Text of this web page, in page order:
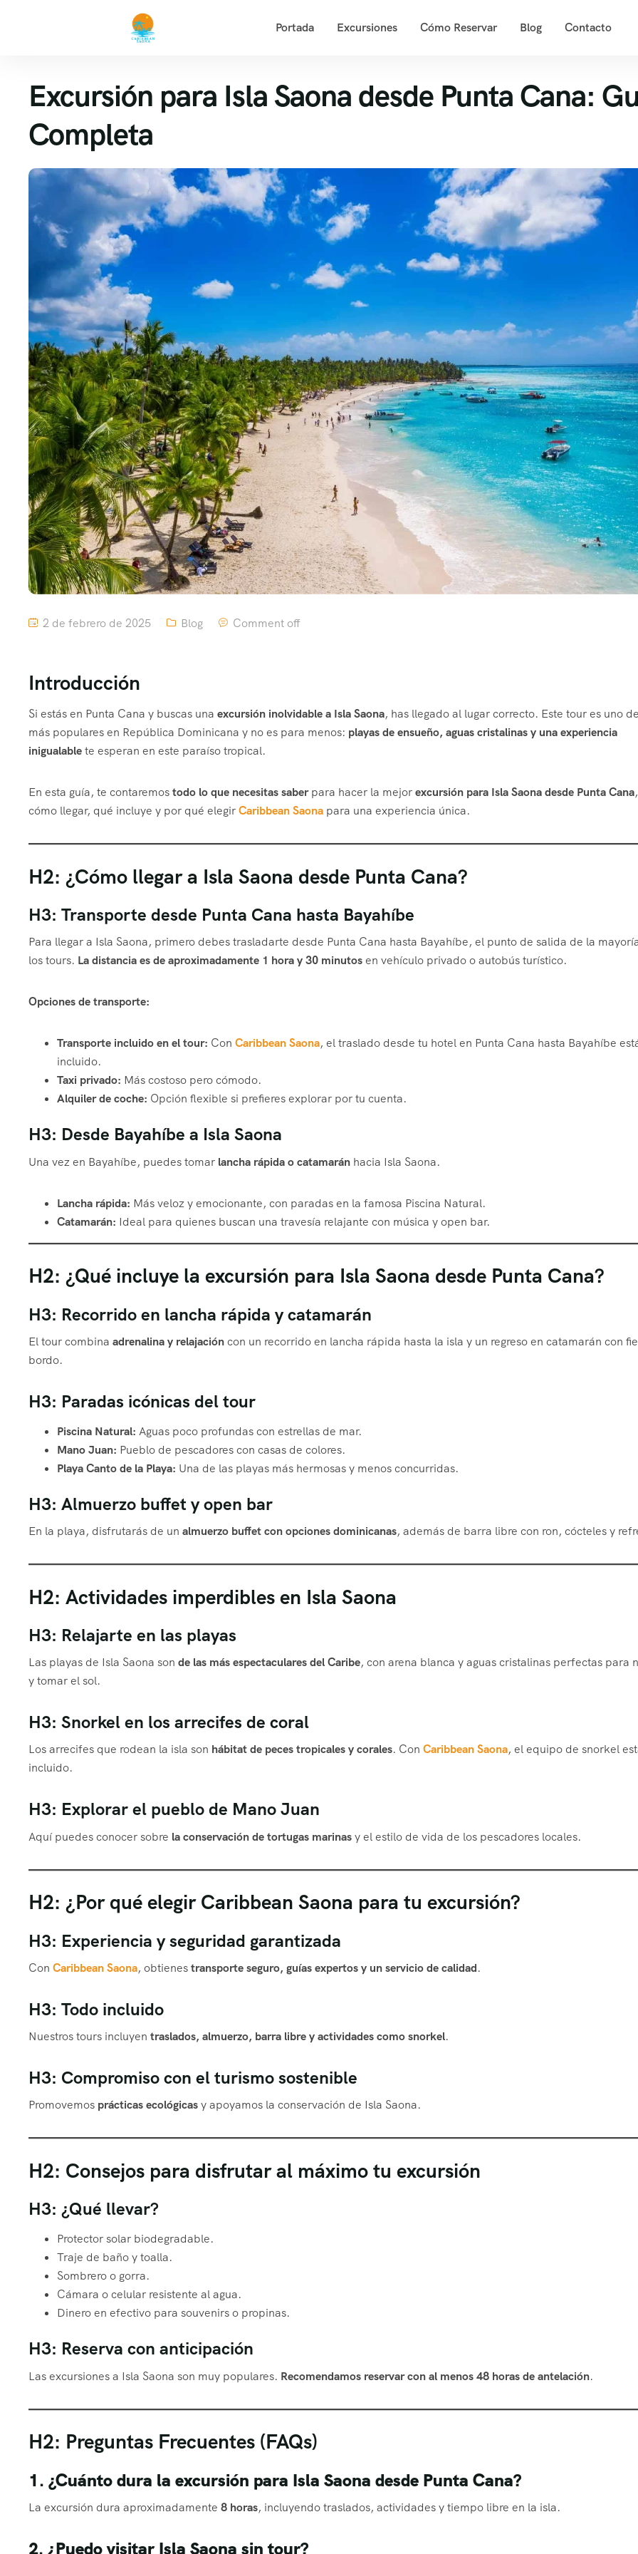
Portada Excursiones Cómo Reservar Blog Contacto
Excursión para Isla Saona desde Punta Cana:
Completa
2 de febrero de 2025 Blog Comment off
Introducción
Si estás en Punta Cana y buscas una excursión inolvidable a Isla Saona, has llegado al lugar correcto. Este tour es uno
más populares en República Dominicana y no es para menos: playas de ensueño, aguas cristalinas y una experiencia
inigualablete esperan en este paraíso tropical.
En esta guía, te contaremostodo lo que necesitas saberpara hacer la mejorexcursión para Isla Saona desde Punta Cana,
cómo llegar, qué incluye y por qué elegirCaribbean Saona para una experiencia única.
H2: ¿Cómo llegar a Isla Saona desde Punta Cana?
H3: Transporte desde Punta Cana hasta Bayahíbe
Para llegar a Isla Saona, primero debes trasladarte desde Punta Cana hasta Bayahíbe, el punto de salida de la
los tours. La distancia es de aproximadamente 1 hora y 30 minutosen vehículo privado o autobús turístico.
Opciones de transporte:
Transporte incluido en el tour: Con Caribbean Saona, el traslado desde tu hotel en Punta Cana hasta Bayahíbe
incluido.
Taxi privado: Más costoso pero cómodo.
Alquiler de coche: Opción flexible si prefieres explorar por tu cuenta.
H3: Desde Bayahíbe a Isla Saona
Una vez en Bayahíbe, puedes tomar lancha rápida o catamarán hacia Isla Saona.
Lancha rápida: Más veloz y emocionante, con paradas en la famosa Piscina Natural.
Catamarán: Ideal para quienes buscan una travesía relajante con música y open bar.
H2: ¿Qué incluye la excursión para Isla Saona desde Punta Cana?
H3: Recorrido en lancha rápida y catamarán
El tour combina adrenalina y relajacióncon un recorrido en lancha rápida hasta la isla y un regreso en catamarán con
bordo.
H3: Paradas icónicas del tour
Piscina Natural: Aguas poco profundas con estrellas de mar.
Mano Juan: Pueblo de pescadores con casas de colores.
Playa Canto de la Playa: Una de las playas más hermosas y menos concurridas.
H3: Almuerzo buffet y open bar
En la playa, disfrutarás de un almuerzo buffet con opciones dominicanas, además de barra libre con ron, cócteles y
H2: Actividades imperdibles en Isla Saona
H3: Relajarte en las playas
Las playas de Isla Saona son de las más espectaculares del Caribe, con arena blanca y aguas cristalinas perfectas para
y tomar el sol.
H3: Snorkel en los arrecifes de coral
Los arrecifes que rodean la isla son hábitat de peces tropicales y corales. Con Caribbean Saona, el equipo de snorkel
incluido.
H3: Explorar el pueblo de Mano Juan
Aquí puedes conocer sobre la conservación de tortugas marinasy el estilo de vida de los pescadores locales.
H2: ¿Por qué elegir Caribbean Saona para tu excursión?
H3: Experiencia y seguridad garantizada
Con Caribbean Saona, obtienestransporte seguro, guías expertos y un servicio de calidad.
H3: Todo incluido
Nuestros tours incluyen traslados, almuerzo, barra libre y actividades como snorkel.
H3: Compromiso con el turismo sostenible
Promovemos prácticas ecológicasy apoyamos la conservación de Isla Saona.
H2: Consejos para disfrutar al máximo tu excursión
H3: ¿Qué llevar?
Protector solar biodegradable.
Traje de baño y toalla.
Sombrero o gorra.
Cámara o celular resistente al agua.
Dinero en efectivo para souvenirs o propinas.
H3: Reserva con anticipación
Las excursiones a Isla Saona son muy populares. Recomendamos reservar con al menos 48 horas de antelación.
H2: Preguntas Frecuentes (FAQs)
1. ¿Cuánto dura la excursión para Isla Saona desde Punta Cana?
La excursión dura aproximadamente 8 horas, incluyendo traslados, actividades y tiempo libre en la isla.
2. ¿Puedo visitar Isla Saona sin tour?